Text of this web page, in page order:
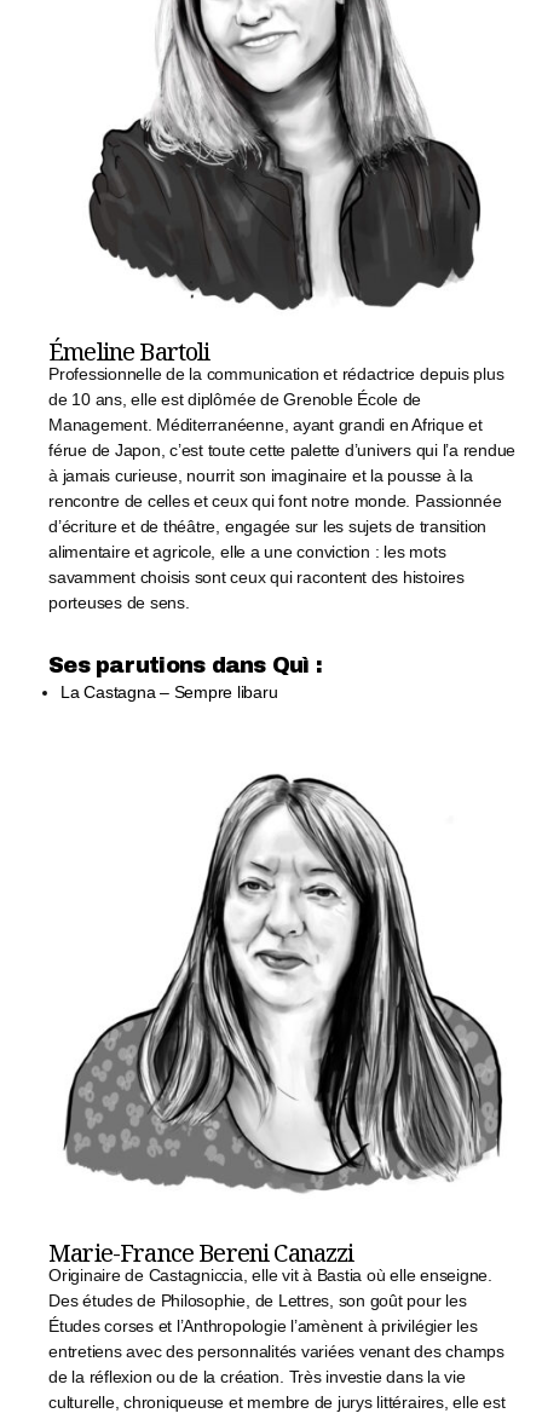
Émeline Bartoli
Professionnelle de la communication et rédactrice depuis plus
de 10 ans, elle est diplômée de Grenoble École de
Management. Méditerranéenne, ayant grandi en Afrique et
férue de Japon, c’est toute cette palette d’univers qui l’a rendue
à jamais curieuse, nourrit son imaginaire et la pousse à la
rencontre de celles et ceux qui font notre monde. Passionnée
d’écriture et de théâtre, engagée sur les sujets de transition
alimentaire et agricole, elle a une conviction : les mots
savamment choisis sont ceux qui racontent des histoires
porteuses de sens.
Ses parutions dans Quì :​
La Castagna – Sempre libaru
Marie-France Bereni Canazzi
Originaire de Castagniccia, elle vit à Bastia où elle enseigne.
Des études de Philosophie, de Lettres, son goût pour les
Études corses et l’Anthropologie l’amènent à privilégier les
entretiens avec des personnalités variées venant des champs
de la réflexion ou de la création. Très investie dans la vie
culturelle, chroniqueuse et membre de jurys littéraires, elle est